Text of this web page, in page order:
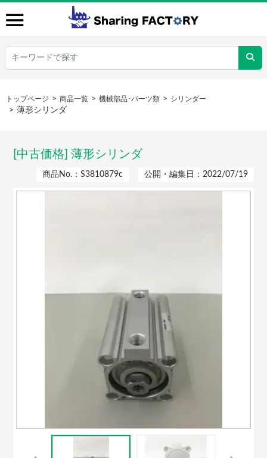
トップページ 商品一覧 機械部品･パーツ類 シリンダー
薄形シリンダ
[中古価格] 薄形シリンダ
商品No.：S3810879c 公開・編集日：2022/07/19